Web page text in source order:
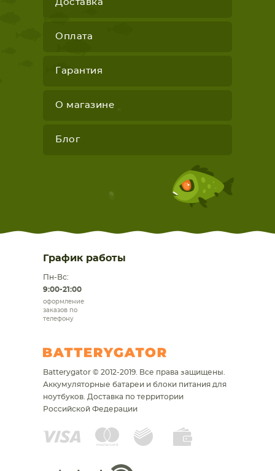
Доставка
Оплата
Гарантия
О магазине
Блог
График работы
Пн-Вс:
9:00-21:00
оформление
заказов по
телефону
Batterygator © 2012-2019. Все права защищены.
Аккумуляторные батареи и блоки питания для
ноутбуков. Доставка по территории
Российской Федерации